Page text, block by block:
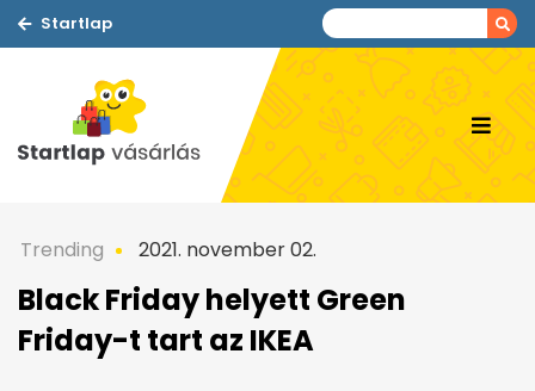
Startlap
Trending 2021. november 02.
Black Friday helyett Green
Friday-t tart az IKEA